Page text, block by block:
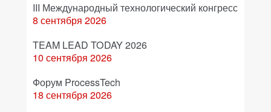
III Международный технологический конгресс
8 сентября 2026
TEAM LEAD TODAY 2026
10 сентября 2026
Форум ProcessTech
18 сентября 2026